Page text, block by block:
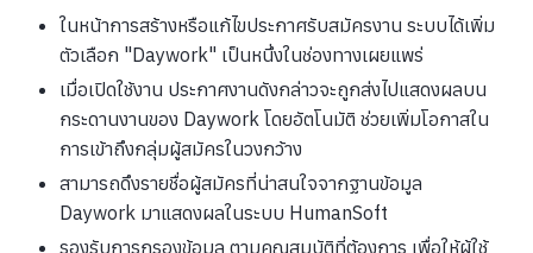
ในหน้าการสร้างหรือแก้ไขประกาศรับสมัครงาน ระบบได้เพิ่ม
ตัวเลือก "Daywork" เป็นหนึ่งในช่องทางเผยแพร่
เมื่อเปิดใช้งาน ประกาศงานดังกล่าวจะถูกส่งไปแสดงผลบน
กระดานงานของ Daywork โดยอัตโนมัติ ช่วยเพิ่มโอกาสใน
การเข้าถึงกลุ่มผู้สมัครในวงกว้าง
สามารถดึงรายชื่อผู้สมัครที่น่าสนใจจากฐานข้อมูล
Daywork มาแสดงผลในระบบ HumanSoft
รองรับการกรองข้อมูล ตามคุณสมบัติที่ต้องการ เพื่อให้ผู้ใช้